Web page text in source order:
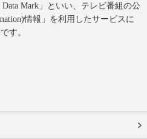
Mark」といい、テレビ番組の公
情報」を利用したサービスに
す。